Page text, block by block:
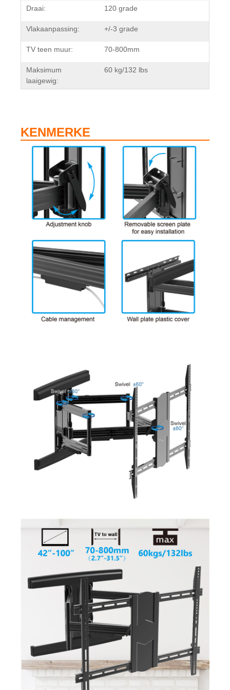
Draai: 120 grade
Vlakaanpassing: +/-3 grade
TV teen muur: 70-800mm
Maksimum
laaigewig:
60 kg/132 ​​lbs
KENMERKE